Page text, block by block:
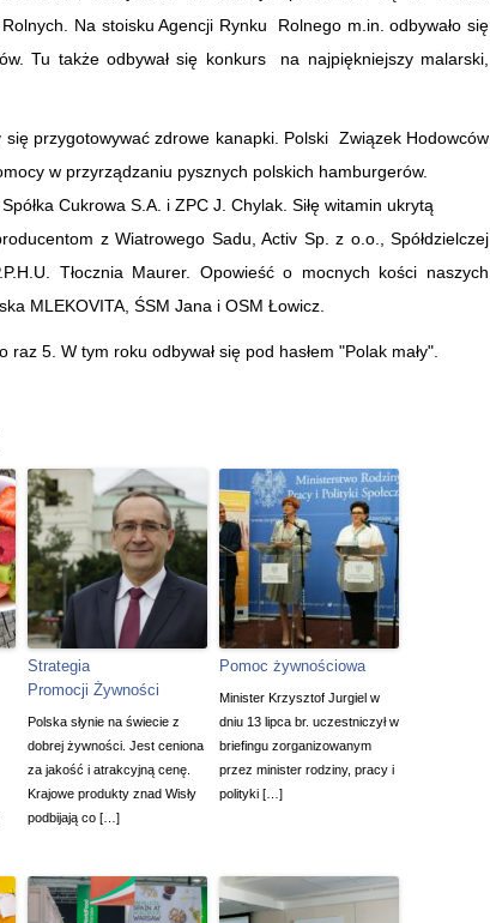
Na stoisku Agencji Rynku Rolnego m.in. odbywało się
Tu także odbywał się konkurs na najpiękniejszy malarski,
się przygotowywać zdrowe kanapki. Polski Związek Hodowców
w przyrządzaniu pysznych polskich hamburgerów.
Cukrowa S.A. i ZPC J. Chylak. Siłę witamin ukrytą
z Wiatrowego Sadu, Activ Sp. z o.o., Spółdzielczej
Tłocznia Maurer. Opowieść o mocnych kości naszych
MLEKOVITA, ŚSM Jana i OSM Łowicz.
5. W tym roku odbywał się pod hasłem "Polak mały".
Strategia
Promocji Żywności
Polska słynie na świecie z
dobrej żywności. Jest ceniona
za jakość i atrakcyjną cenę.
Krajowe produkty znad Wisły
podbijają co […]
Pomoc żywnościowa
Minister Krzysztof Jurgiel w
dniu 13 lipca br. uczestniczył w
briefingu zorganizowanym
przez minister rodziny, pracy i
polityki […]